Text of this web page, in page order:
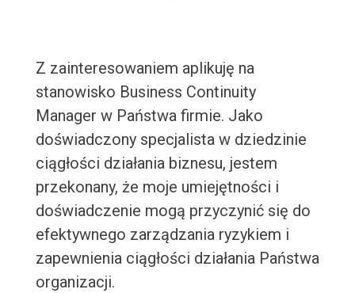
Z zainteresowaniem aplikuję na
stanowisko Business Continuity
Manager w Państwa firmie. Jako
doświadczony specjalista w dziedzinie
ciągłości działania biznesu, jestem
przekonany, że moje umiejętności i
doświadczenie mogą przyczynić się do
efektywnego zarządzania ryzykiem i
zapewnienia ciągłości działania Państwa
organizacji.